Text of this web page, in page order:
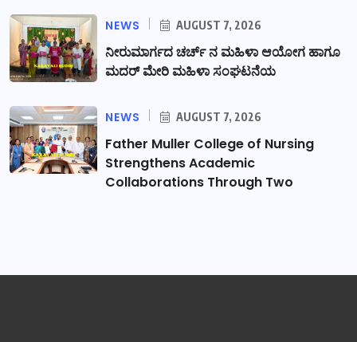
NEWS AUGUST 7, 2026
ನೀರುಮಾರ್ಗದ ಚರ್ಚ್ ನ ಮಹಿಳಾ ಆಯೋಗ ಹಾಗೂ
ಮದರ್ ಮೇರಿ ಮಹಿಳಾ ಸಂಘಟನೆಯ
NEWS AUGUST 7, 2026
Father Muller College of Nursing
Strengthens Academic
Collaborations Through Two